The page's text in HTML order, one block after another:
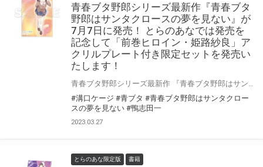
青春ブタ野郎シリーズ最新作『青春ブタ
野郎はサンタクロースの夢を見ない』が
7月7日に発売！ とらのあなでは発売を
記念して「前巻ヒロイン・姫路紗良」ア
クリルプレート付き限定セットを発売い
たします！
#溝口ケージ #青ブタ #青春ブタ野郎はサンタクロー
スの夢を見ない #鴨志田一
2023.03.27
とらのあな限定版 書籍